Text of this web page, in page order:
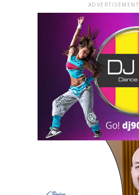
ADVERTISEMENT